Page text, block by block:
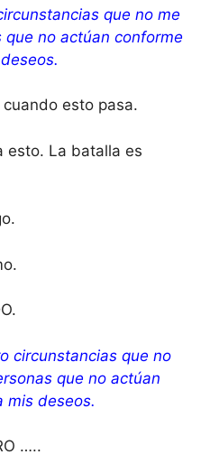
que no me
no actúan conforme
cuando esto pasa.
esto. La batalla es
circunstancias que no
que no actúan
mis deseos.
…..